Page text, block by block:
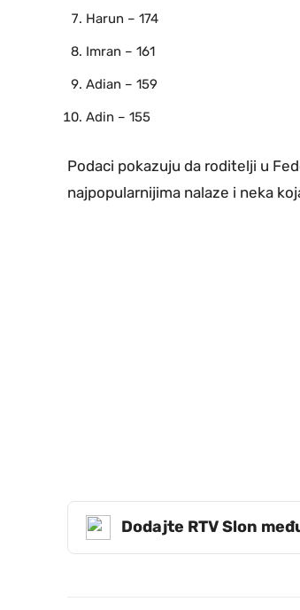
Harun – 174
Imran – 161
Adian – 159
Adin – 155
Podaci pokazuju da roditelji u
najpopularnijima nalaze i neka
Dodajte RTV Slon